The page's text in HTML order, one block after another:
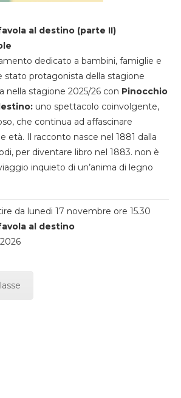
al destino (parte II)
dedicato a bambini, famiglie e
stato protagonista della stagione
nella stagione 2025/26 con Pinocchio
uno spettacolo coinvolgente,
che continua ad affascinare
età. Il racconto nasce nel 1881 dalla
per diventare libro nel 1883. non è
inquieto di un’anima di legno
da lunedi 17 novembre ore 15.30
al destino